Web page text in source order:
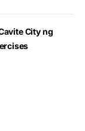
City ng